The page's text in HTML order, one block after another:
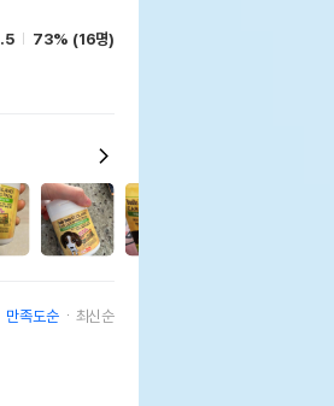
이후인
73% (16명)
만족도순 최신순